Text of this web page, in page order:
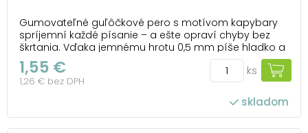
Gumovateľné guľôčkové pero s motívom kapybary
spríjemní každé písanie – a ešte opraví chyby bez
škrtania. Vďaka jemnému hrotu 0,5 mm píše hladko a
presne, ideálne sa hodí na poznámky, domáce úlohy,
plánovače aj školské zošity. A keď sa niečo nepodarí?
Stačí otočiť pero a chybu vygumovať pomoco...
1,55 €
1,26 € bez DPH
ks
skladom